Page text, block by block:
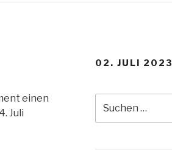
02. JULI 2023
einen
Juli
nach: